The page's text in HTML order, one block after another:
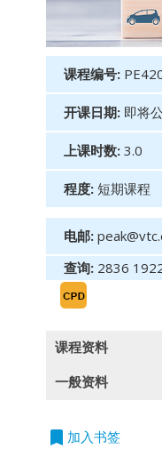
课程编号:
开课日期: 即将
上课时数: 3.0
程度: 短期课程
电邮:
查询: 2836
课程资料
的价格趋势和交
一般资料
授课语言
bookmark 加入书签